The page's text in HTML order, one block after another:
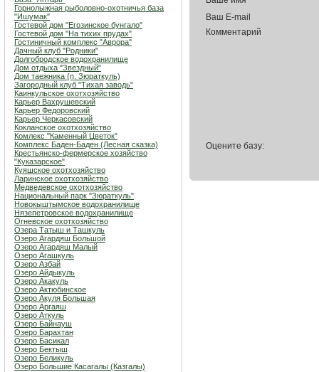
Горнолыжная рыболовно-охотничья база
"Ишумак"
Гостевой дом "Егозинское бунгало"
Гостевой дом "На тихих прудах"
Гостиничный комплекс "Аврора"
Дачный клуб "Родники"
Долгобродское водохранилище
Дом отдыха "Звездный"
Дом таежника (п. Зюраткуль)
Загородный клуб "Тихая заводь"
Каинкульское охотхозяйство
Карьер Вахрушевский
Карьер Федоровский
Карьер Черкасовский
Кокланское охотхозяйство
Комлекс "Каменный Цветок"
Комплекс Баден-Баден (Лесная сказка)
Крестьянско-фермерское хозяйство
"Куказарское"
Куяшское охотхозяйство
Ларинское охотхозяйство
Медведевское охотхозяйство
Национальный парк "Зюраткуль"
Новокыштымское водохранилище
Нязепетровское водохранилище
Огневское охотхозяйство
Озера Татыш и Ташкуль
Озеро Агардяш Большой
Озеро Агардяш Малый
Озеро Агашкуль
Озеро Азбай
Озеро Айдыкуль
Озеро Акакуль
Озеро Актюбинское
Озеро Акуля Большая
Озеро Аргаяш
Озеро Аткуль
Озеро Байнауш
Озеро Барахтан
Озеро Басикал
Озеро Бектыш
Озеро Беликуль
Озеро Большие Касагалы (Казгалы)
Ваш E-mail
Комментарий
Оцените базу: